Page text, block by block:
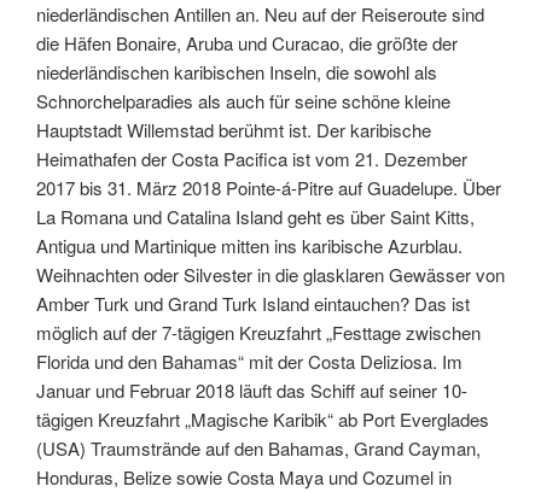
niederländischen Antillen an. Neu auf der Reiseroute sind
die Häfen Bonaire, Aruba und Curacao, die größte der
niederländischen karibischen Inseln, die sowohl als
Schnorchelparadies als auch für seine schöne kleine
Hauptstadt Willemstad berühmt ist. Der karibische
Heimathafen der Costa Pacifica ist vom 21. Dezember
2017 bis 31. März 2018 Pointe-á-Pitre auf Guadelupe. Über
La Romana und Catalina Island geht es über Saint Kitts,
Antigua und Martinique mitten ins karibische Azurblau.
Weihnachten oder Silvester in die glasklaren Gewässer von
Amber Turk und Grand Turk Island eintauchen? Das ist
möglich auf der 7-tägigen Kreuzfahrt „Festtage zwischen
Florida und den Bahamas“ mit der Costa Deliziosa. Im
Januar und Februar 2018 läuft das Schiff auf seiner 10-
tägigen Kreuzfahrt „Magische Karibik“ ab Port Everglades
(USA) Traumstrände auf den Bahamas, Grand Cayman,
Honduras, Belize sowie Costa Maya und Cozumel in